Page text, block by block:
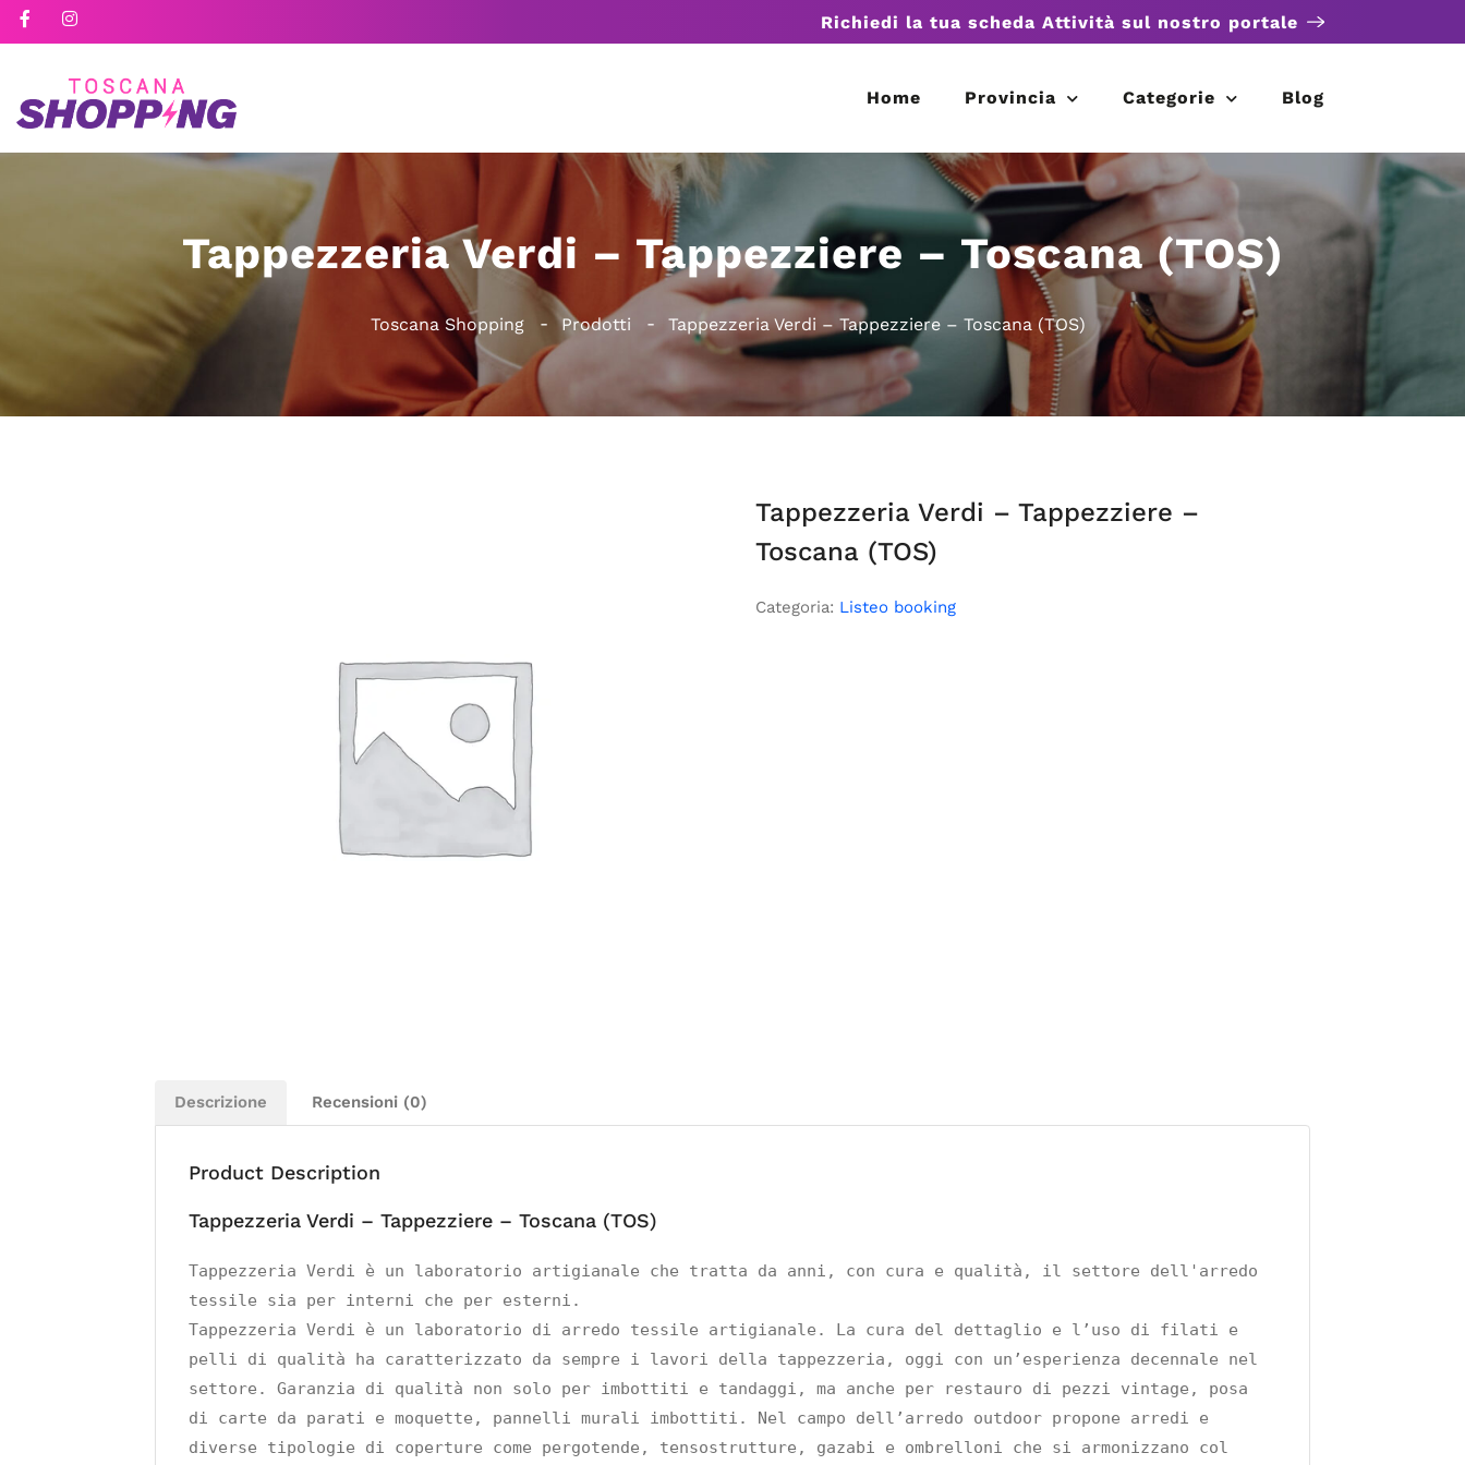
Richiedi la tua scheda Attività sul nostro portale
Home Provincia Categorie Blog
Tappezzeria Verdi – Tappezziere – Toscana (TOS)
Toscana Shopping Prodotti Tappezzeria Verdi – Tappezziere – Toscana (TOS)
Tappezzeria Verdi – Tappezziere –
Toscana (TOS)
Categoria: Listeo booking
Descrizione Recensioni (0)
Product Description
Tappezzeria Verdi – Tappezziere – Toscana (TOS)
Tappezzeria Verdi è un laboratorio artigianale che tratta da anni, con cura e qualità, il settore dell'arredo
tessile sia per interni che per esterni.
Tappezzeria Verdi è un laboratorio di arredo tessile artigianale. La cura del dettaglio e l’uso di filati e
pelli di qualità ha caratterizzato da sempre i lavori della tappezzeria, oggi con un’esperienza decennale nel
settore. Garanzia di qualità non solo per imbottiti e tandaggi, ma anche per restauro di pezzi vintage, posa
di carte da parati e moquette, pannelli murali imbottiti. Nel campo dell’arredo outdoor propone arredi e
diverse tipologie di coperture come pergotende, tensostrutture, gazabi e ombrelloni che si armonizzano col